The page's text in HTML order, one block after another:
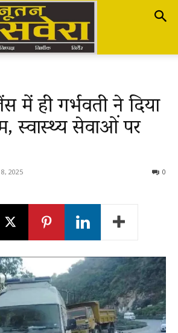
में ही गर्भवती ने दिया
स्वास्थ्य सेवाओं पर
2025 0